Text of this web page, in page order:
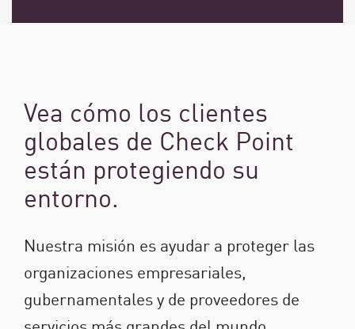
Vea cómo los clientes
globales de Check Point
están protegiendo su
entorno.
Nuestra misión es ayudar a proteger las
organizaciones empresariales,
gubernamentales y de proveedores de